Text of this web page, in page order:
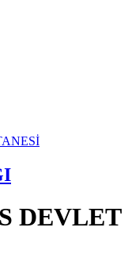
DEVLET